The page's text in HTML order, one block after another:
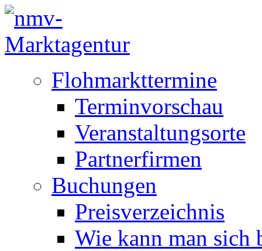
Flohmarkttermine
Terminvorschau
Veranstaltungsorte
Partnerfirmen
Buchungen
Preisverzeichnis
Wie kann man sich